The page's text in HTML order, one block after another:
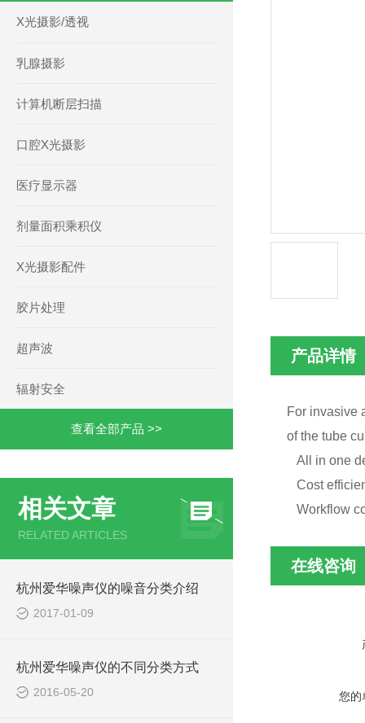
X光摄影/透视
乳腺摄影
计算机断层扫描
口腔X光摄影
医疗显示器
剂量面积乘积仪
X光摄影配件
胶片处理
超声波
辐射安全
查看全部产品 >>
相关文章
RELATED ARTICLES
杭州爱华噪声仪的噪音分类介绍
2017-01-09
杭州爱华噪声仪的不同分类方式
2016-05-20
产品详情
For invasive
of the tube
All in one
Cost
Workflow
在线咨询
您的